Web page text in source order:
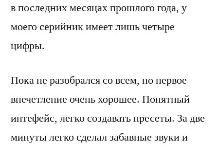
в последних месяцах прошлого года, у
моего серийник имеет лишь четыре
цифры.
Пока не разобрался со всем, но первое
впечетление очень хорошее. Понятный
интефейс, легко создавать пресеты. За две
минуты легко сделал забавные звуки и